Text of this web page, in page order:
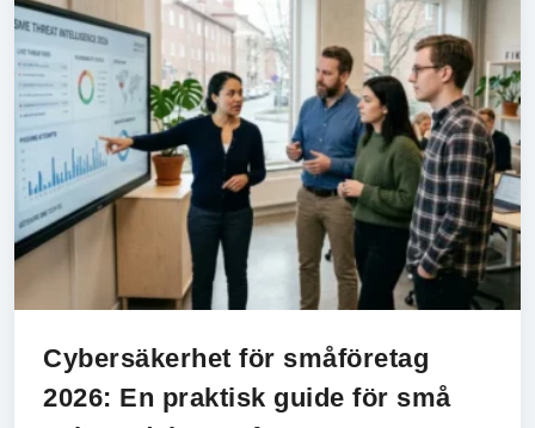
Cybersäkerhet för småföretag
2026: En praktisk guide för små